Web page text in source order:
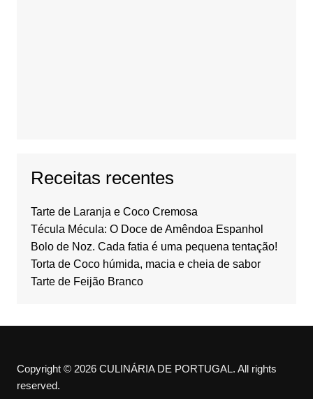
Receitas recentes
Tarte de Laranja e Coco Cremosa
Técula Mécula: O Doce de Amêndoa Espanhol
Bolo de Noz. Cada fatia é uma pequena tentação!
Torta de Coco húmida, macia e cheia de sabor
Tarte de Feijão Branco
Copyright © 2026 CULINÁRIA DE PORTUGAL. All rights
reserved.